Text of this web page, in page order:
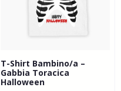
T-Shirt Bambino/a –
Gabbia Toracica
Halloween